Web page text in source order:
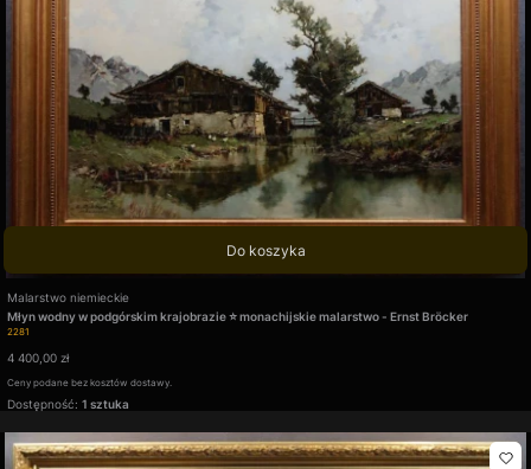
Do koszyka
Kod produktu
2281
Młyn wodny w podgórskim krajobrazie ⭐ monachijskie malarstwo - Ernst Bröcker
Producent
Malarstwo niemieckie
Cena
4 400,00 zł
Ceny podane bez kosztów dostawy.
Dostępność: 1 sztuka